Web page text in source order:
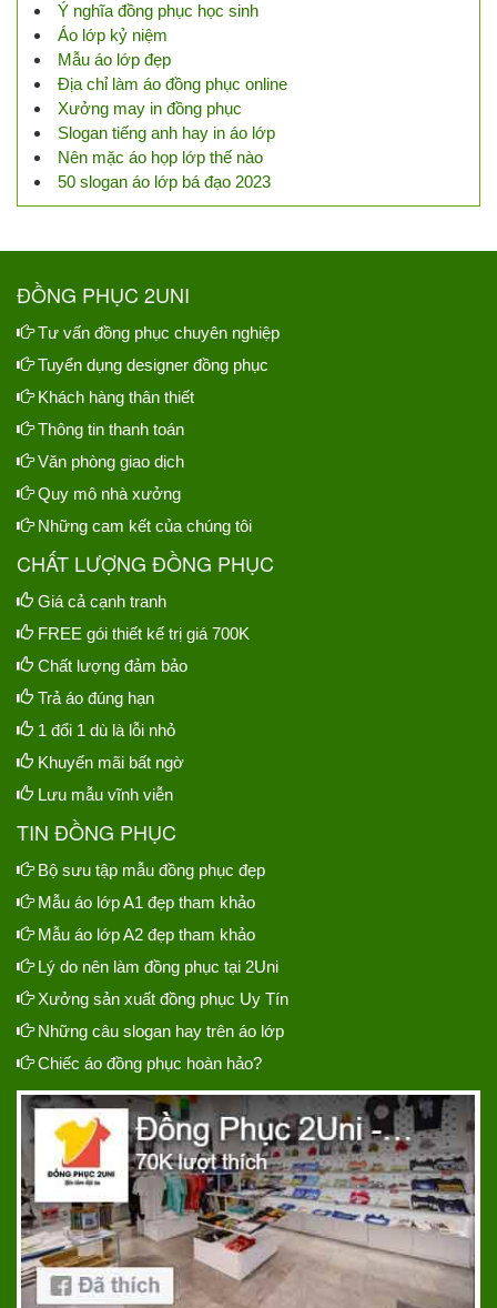
Ý nghĩa đồng phục học sinh
Áo lớp kỷ niệm
Mẫu áo lớp đẹp
Địa chỉ làm áo đồng phục online
Xưởng may in đồng phục
Slogan tiếng anh hay in áo lớp
Nên mặc áo họp lớp thế nào
50 slogan áo lớp bá đạo 2023
ĐỒNG PHỤC 2UNI
Tư vấn đồng phục chuyên nghiệp
Tuyển dụng designer đồng phục
Khách hàng thân thiết
Thông tin thanh toán
Văn phòng giao dịch
Quy mô nhà xưởng
Những cam kết của chúng tôi
CHẤT LƯỢNG ĐỒNG PHỤC
Giá cả cạnh tranh
FREE gói thiết kế trị giá 700K
Chất lượng đảm bảo
Trả áo đúng hạn
1 đổi 1 dù là lỗi nhỏ
Khuyến mãi bất ngờ
Lưu mẫu vĩnh viễn
TIN ĐỒNG PHỤC
Bộ sưu tập mẫu đồng phục đẹp
Mẫu áo lớp A1 đẹp tham khảo
Mẫu áo lớp A2 đẹp tham khảo
Lý do nên làm đồng phục tại 2Uni
Xưởng sản xuất đồng phục Uy Tín
Những câu slogan hay trên áo lớp
Chiếc áo đồng phục hoàn hảo?